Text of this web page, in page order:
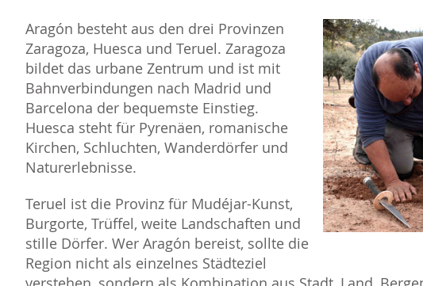
Aragón besteht aus den drei Provinzen
Zaragoza, Huesca und Teruel. Zaragoza
bildet das urbane Zentrum und ist mit
Bahnverbindungen nach Madrid und
Barcelona der bequemste Einstieg.
Huesca steht für Pyrenäen, romanische
Kirchen, Schluchten, Wanderdörfer und
Naturerlebnisse.
Teruel ist die Provinz für Mudéjar-Kunst,
Burgorte, Trüffel, weite Landschaften und
stille Dörfer. Wer Aragón bereist, sollte die
Region nicht als einzelnes Städteziel